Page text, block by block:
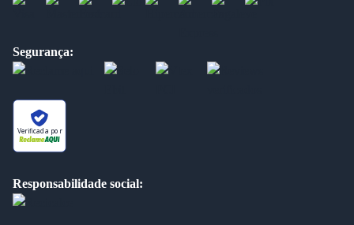
Segurança:
Verificada por
Responsabilidade social: